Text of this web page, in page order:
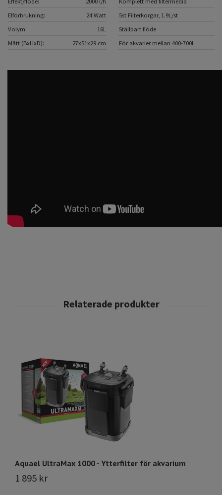
Elförbrukning:
24 Watt
5st Filterkorgar, 1.9L/st
Volym:
16L
Ställbart flöde
Mått (BxHxD):
27x51x29 cm För akvarier mellan 400-700L
Aquael UltraMax 1000 - Ytterfilter för akvarium
1 895 kr